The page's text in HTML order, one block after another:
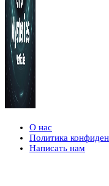
О нас
Политика
Написать нам